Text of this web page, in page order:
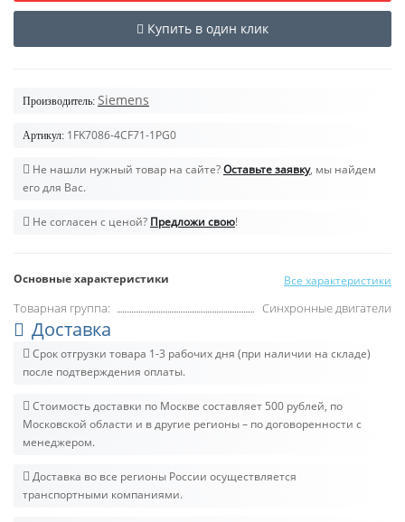
Купить в один клик
Производитель: Siemens
Артикул: 1FK7086-4CF71-1PG0
Не нашли нужный товар на сайте?Оставьте заявку, мы найдем
его для Вас.
Не согласен с ценой? Предложи свою!
Основные характеристики Все характеристики
Товарная группа: Синхронные двигатели
Доставка
Срок отгрузки товара 1-3 рабочих дня (при наличии на складе)
после подтверждения оплаты.
Стоимость доставки по Москве составляет 500 рублей, по
Московской области и в другие регионы – по договоренности с
менеджером.
Доставка во все регионы России осуществляется
транспортными компаниями.